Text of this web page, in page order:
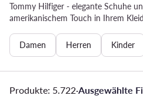
Tommy Hilfiger - elegante Schuhe
amerikanischem Touch in Ihrem
Damen Herren Kinder
Produkte: 5.722·Ausgewählte